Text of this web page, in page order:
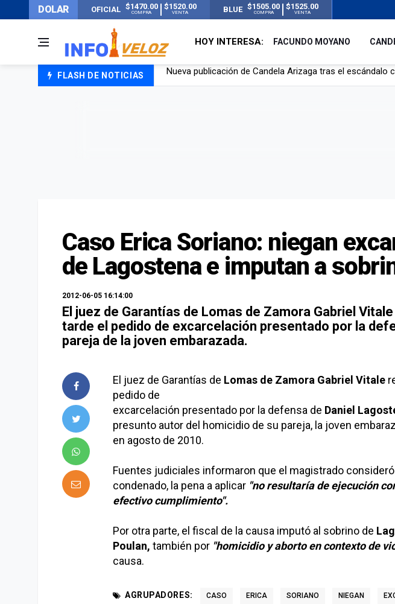
DOLAR OFICIAL $1470.00
COMPRA
$1520.00
VENTA BLUE $1505.00
COMPRA
$1525.00
VENTA
HOY INTERESA: FACUNDO MOYANO
FLASH DE NOTICIAS
Un joven murió quemado por su novia en San Luis:
Caso Erica Soriano: niegan
de Lagostena e imputan a
2012-06-05 16:14:00
El juez de Garantías de Lomas de Zamora Gabriel
tarde el pedido de excarcelación presentado por la
pareja de la joven embarazada.
El juez de Garantías de Lomas de Zamora Gabriel Vitale
pedido de
excarcelación presentado por la defensa de Daniel
presunto autor del homicidio de su pareja, la joven
en agosto de 2010.
Fuentes judiciales informaron que el magistrado
condenado, la pena a aplicar "no resultaría de ejecución
efectivo cumplimiento".
Por otra parte, el fiscal de la causa imputó al sobrino de
Poulan, también por "homicidio y aborto en contexto de
causa.
AGRUPADORES: CASO ERICA SORIANO NIEGAN